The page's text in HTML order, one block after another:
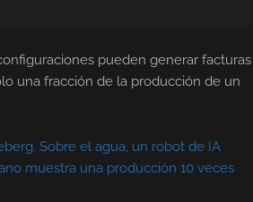
pueden generar facturas
una fracción de la producción de un